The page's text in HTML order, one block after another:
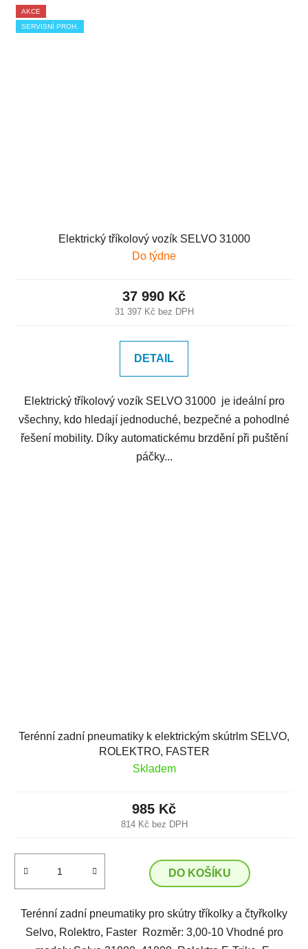
AKCE
SERVISNÍ PROH.
Elektrický tříkolový vozík SELVO 31000
Do týdne
31 397 Kč bez DPH
37 990 Kč
DETAIL
Elektrický tříkolový vozík SELVO 31000 je ideální pro
všechny, kdo hledají jednoduché, bezpečné a pohodlné
řešení mobility. Díky automatickému brzdění při puštění
páčky...
Terénní zadní pneumatiky k elektrickým skútrlm SELVO,
ROLEKTRO, FASTER
Skladem
814 Kč bez DPH
985 Kč
DO KOŠÍKU
Terénní zadní pneumatiky pro skútry tříkolky a čtyřkolky
Selvo, Rolektro, Faster Rozměr: 3,00-10 Vhodné pro